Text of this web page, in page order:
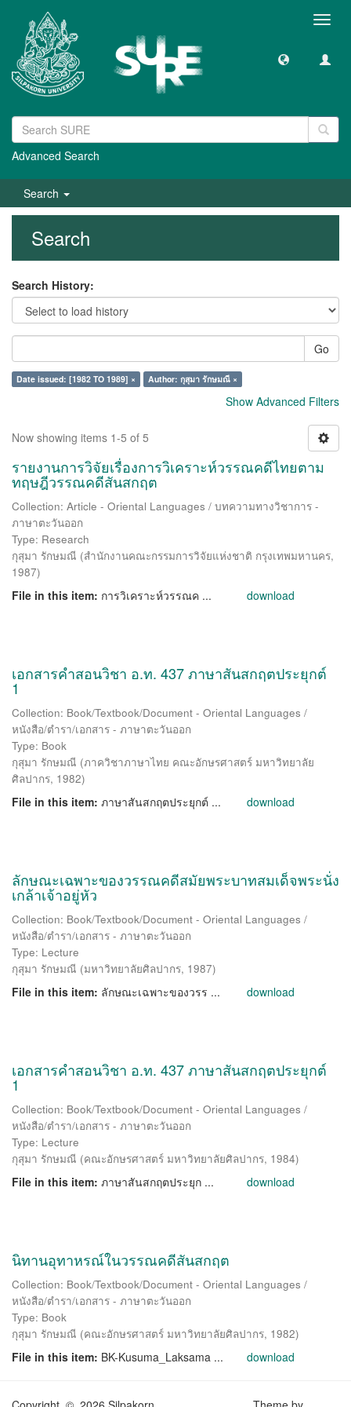
Advanced Search
Search
Search
Search History:
Go
Date issued: [1982 TO 1989] × Author: กุสุมา รักษมณี ×
Show Advanced Filters
Now showing items 1-5 of 5
รายงานการวิจัยเรื่องการวิเคราะห์วรรณคดีไทยตาม
ทฤษฎีวรรณคดีสันสกฤต
Collection: Article - Oriental Languages / บทความทางวิชาการ -
ภาษาตะวันออก
Type: Research
กุสุมา รักษมณี (สำนักงานคณะกรรมการวิจัยแห่งชาติ กรุงเทพมหานคร,
1987)
File in this item: การวิเคราะห์วรรณค ... download
เอกสารคำสอนวิชา อ.ท. 437 ภาษาสันสกฤตประยุกต์
1
Collection: Book/Textbook/Document - Oriental Languages /
หนังสือ/ตำรา/เอกสาร - ภาษาตะวันออก
Type: Book
กุสุมา รักษมณี (ภาควิชาภาษาไทย คณะอักษรศาสตร์ มหาวิทยาลัย
ศิลปากร, 1982)
File in this item: ภาษาสันสกฤตประยุกต์ ... download
ลักษณะเฉพาะของวรรณคดีสมัยพระบาทสมเด็จพระนั่ง
เกล้าเจ้าอยู่หัว
Collection: Book/Textbook/Document - Oriental Languages /
หนังสือ/ตำรา/เอกสาร - ภาษาตะวันออก
Type: Lecture
กุสุมา รักษมณี (มหาวิทยาลัยศิลปากร, 1987)
File in this item: ลักษณะเฉพาะของวรร ... download
เอกสารคำสอนวิชา อ.ท. 437 ภาษาสันสกฤตประยุกต์
1
Collection: Book/Textbook/Document - Oriental Languages /
หนังสือ/ตำรา/เอกสาร - ภาษาตะวันออก
Type: Lecture
กุสุมา รักษมณี (คณะอักษรศาสตร์ มหาวิทยาลัยศิลปากร, 1984)
File in this item: ภาษาสันสกฤตประยุก ... download
นิทานอุทาหรณ์ในวรรณคดีสันสกฤต
Collection: Book/Textbook/Document - Oriental Languages /
หนังสือ/ตำรา/เอกสาร - ภาษาตะวันออก
Type: Book
กุสุมา รักษมณี (คณะอักษรศาสตร์ มหาวิทยาลัยศิลปากร, 1982)
File in this item: BK-Kusuma_Laksama ... download